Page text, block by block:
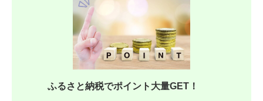
ふるさと納税でポイント大量GET！